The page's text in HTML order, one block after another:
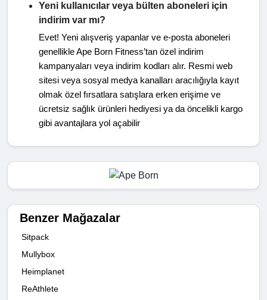
Yeni kullanıcılar veya bülten aboneleri için
indirim var mı?
Evet! Yeni alışveriş yapanlar ve e-posta aboneleri
genellikle Ape Born Fitness’tan özel indirim
kampanyaları veya indirim kodları alır. Resmi web
sitesi veya sosyal medya kanalları aracılığıyla kayıt
olmak özel fırsatlara satışlara erken erişime ve
ücretsiz sağlık ürünleri hediyesi ya da öncelikli kargo
gibi avantajlara yol açabilir
Benzer Mağazalar
Sitpack
Mullybox
Heimplanet
ReAthlete